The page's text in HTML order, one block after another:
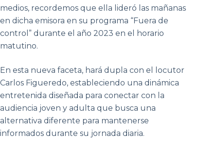
medios, recordemos que ella lideró las mañanas
en dicha emisora en su programa “Fuera de
control” durante el año 2023 en el horario
matutino.
En esta nueva faceta, hará dupla con el locutor
Carlos Figueredo, estableciendo una dinámica
entretenida diseñada para conectar con la
audiencia joven y adulta que busca una
alternativa diferente para mantenerse
informados durante su jornada diaria.